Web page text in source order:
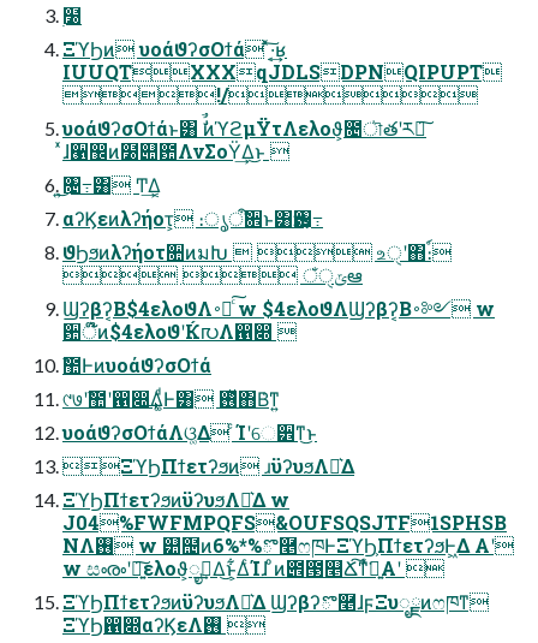
࣭໰
ΞϓϦͷ υοάϑʔσΟϯά ͯ͠·͔͢ʁ
IUUQTXXXqJDLSDPNQIPUPT
!/
υοάϑʔσΟϯάͱ͸ ࣗࣾͷϓϩμΫτΛελοϑ͕೔ৗతʹར༻͠
ͯɺ੡඼ͷ໰୊఺ΛνΣοΫ͢Δ͜ͱ 
͜͏͍͏৔߹͸ Ͳ͏͢Δ͔
αʔϏεͷλʔήοτ͕ ։ൃऀࣗ਎ͱ͸ҧ͏৔߹
ϑϦϧͷλʔήοτ૚ͷมԽ   உੑʹ΋։์
  ঁੑݶఆ
Ϣʔβʔ͔Β$4ελοϑΛ࠾༻ͨ͠ w $4ελοϑΛϢʔβʔ͔Β࠾༻ w
਺े໊ͷ$4ελοϑʹЌ൛Λ഑෍ 
ࣾ಺ͰͷυοάϑʔσΟϯά
୯७ʹࣾ಺ʹ഑෍͢Δ͚ͩͰ͸ ࢖ͬͯ΋Β͑ͳ͍
υοάϑʔσΟϯάΛଓ͚Δ ͨΊʹେ੾ͳ͜ͱ
ΞϓϦΠϯετʔϧͷ ɹϋʔυϧΛԼ͛Δ
ΞϓϦΠϯετʔϧͷϋʔυϧΛԼ͛Δ w
J04%FWFMPQFS&OUFSQSJTF1SPHSB
NΛ࢖͏ w ୺຤ͷ6%*%ొ࿥ෆཁͰΞϓϦ͕ΠϯετʔϧͰ͖Δ Α͏ʹ
w සൟʹ৽͍͠ελοϑ͕ೖࣾ͢Δ͜ͱ͕͋ΔͨΊɺ ͦͷ౎౓௥Ճ͠ͳͯ͘ྑ͍Α͏ʹ 
ΞϓϦΠϯετʔϧͷϋʔυϧΛԼ͛Δ Ϣʔβʔొ࿥ɺϝΞυೖྗͷෆཁͳ
ΞϓϦ഑෍αʔϏεΛ࢖͏ 